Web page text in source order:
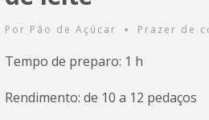
Por Pão de Açúcar • Prazer de
Tempo de preparo: 1 h
Rendimento: de 10 a 12 pedaços